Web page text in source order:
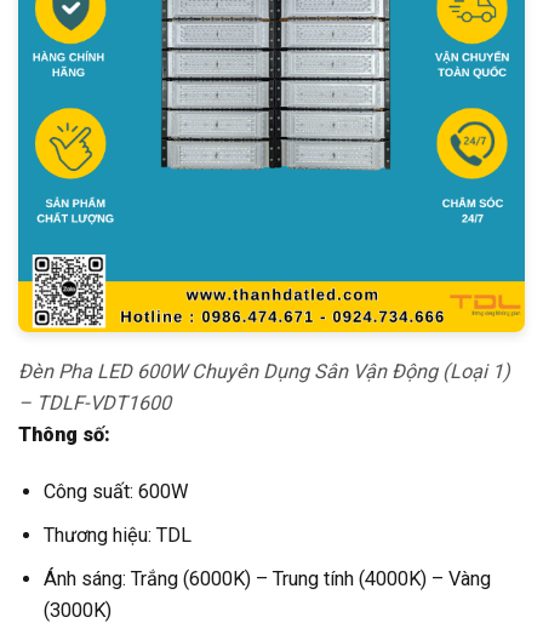
Đèn Pha LED 600W Chuyên Dụng Sân Vận Động (Loại 1)
– TDLF-VDT1600
Thông số:
Công suất: 600W
Thương hiệu: TDL
Ánh sáng: Trắng (6000K) – Trung tính (4000K) – Vàng
(3000K)